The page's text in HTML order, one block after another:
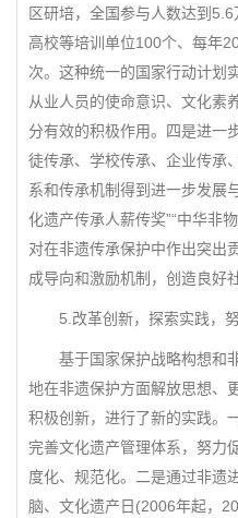
区研培，全国参与人数达到
高校等培训单位100个、每年
次。这种统一的国家行动计划
从业人员的使命意识、文化素
分有效的积极作用。四是进一
徒传承、学校传承、企业传承
系和传承机制得到进一步发展
化遗产传承人薪传奖”“中华非
对在非遗传承保护中作出突出
成导向和激励机制，创造良好
5.改革创新，探索实践，努
基于国家保护战略构想和非
地在非遗保护方面解放思想、
积极创新，进行了新的实践。
完善文化遗产管理体系，努力
度化、规范化。二是通过非遗
脑、文化遗产日(2006年起，